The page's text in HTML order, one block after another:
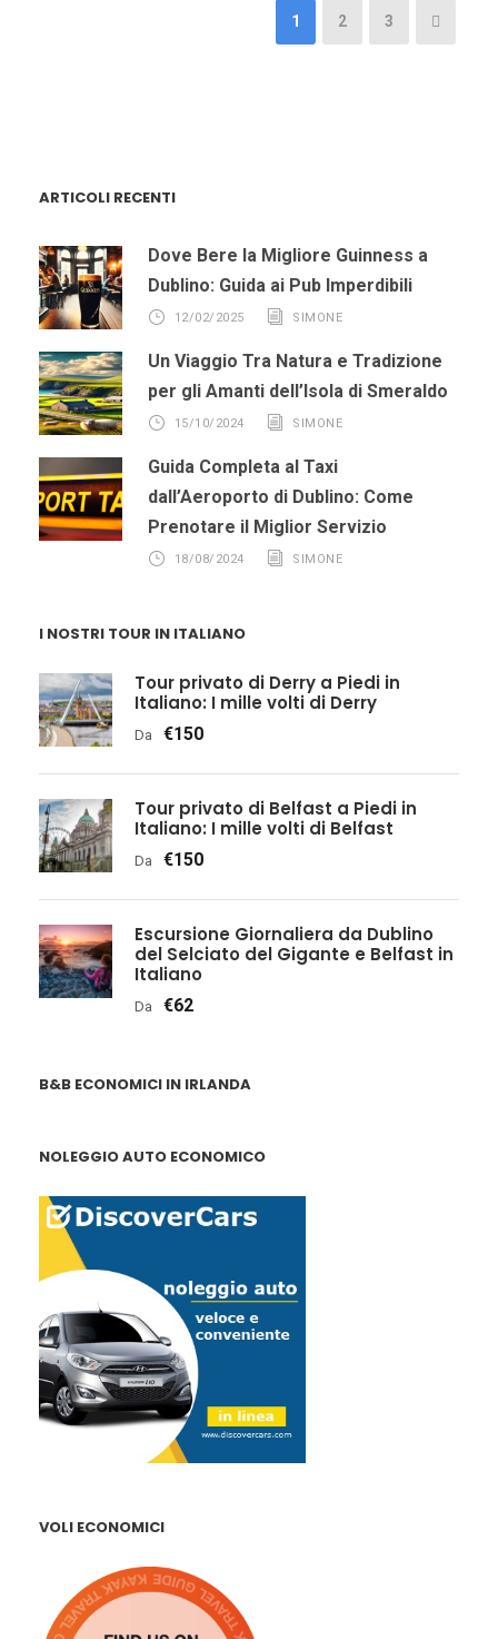
1 2 3
ARTICOLI RECENTI
Dove Bere la Migliore Guinness a
Dublino: Guida ai Pub Imperdibili
12/02/2025 SIMONE
Un Viaggio Tra Natura e Tradizione
per gli Amanti dell’Isola di Smeraldo
15/10/2024 SIMONE
Guida Completa al Taxi
dall’Aeroporto di Dublino: Come
Prenotare il Miglior Servizio
18/08/2024 SIMONE
I NOSTRI TOUR IN ITALIANO
Tour privato di Derry a Piedi in
Italiano: I mille volti di Derry
Da €150
Tour privato di Belfast a Piedi in
Italiano: I mille volti di Belfast
Da €150
Escursione Giornaliera da Dublino
del Selciato del Gigante e Belfast in
Italiano
Da €62
B&B ECONOMICI IN IRLANDA
NOLEGGIO AUTO ECONOMICO
VOLI ECONOMICI